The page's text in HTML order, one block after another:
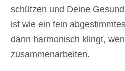
schützen und Deine
ist wie ein fein
dann harmonisch klingt,
zusammenarbeiten.